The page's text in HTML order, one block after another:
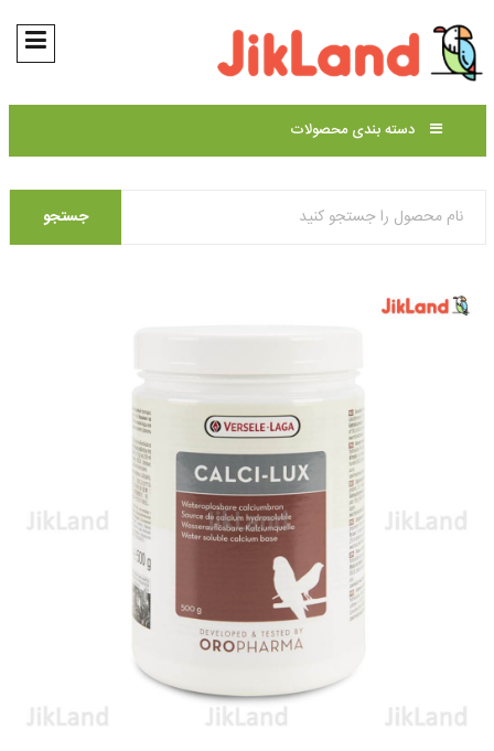
دسته بندی محصولات
جستجو